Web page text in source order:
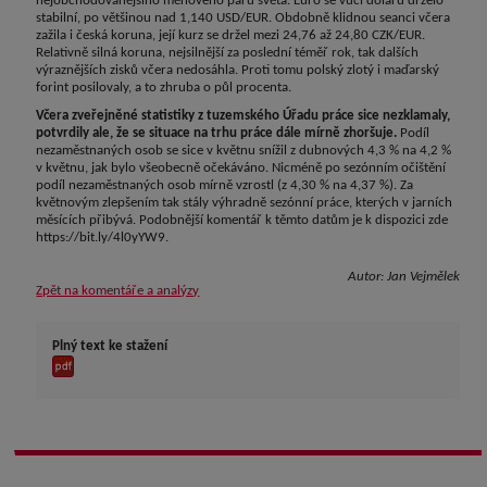
stabilní, po většinou nad 1,140 USD/EUR. Obdobně klidnou seanci včera
zažila i česká koruna, její kurz se držel mezi 24,76 až 24,80 CZK/EUR.
Relativně silná koruna, nejsilnější za poslední téměř rok, tak dalších
výraznějších zisků včera nedosáhla. Proti tomu polský zlotý i maďarský
forint posilovaly, a to zhruba o půl procenta.
Včera zveřejněné statistiky z tuzemského Úřadu práce sice nezklamaly,
potvrdily ale, že se situace na trhu práce dále mírně zhoršuje. Podíl
nezaměstnaných osob se sice v květnu snížil z dubnových 4,3 % na 4,2 %
v květnu, jak bylo všeobecně očekáváno. Nicméně po sezónním očištění
podíl nezaměstnaných osob mírně vzrostl (z 4,30 % na 4,37 %). Za
květnovým zlepšením tak stály výhradně sezónní práce, kterých v jarních
měsících přibývá. Podobnější komentář k těmto datům je k dispozici zde
https://bit.ly/4l0yYW9.
Autor: Jan Vejmělek
Zpět na komentáře a analýzy
Plný text ke stažení